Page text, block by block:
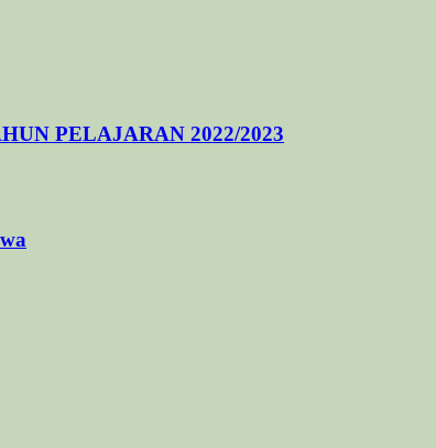
PELAJARAN 2022/2023